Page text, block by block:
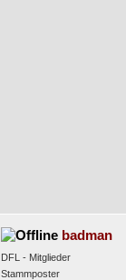
badman
DFL - Mitglieder
Stammposter